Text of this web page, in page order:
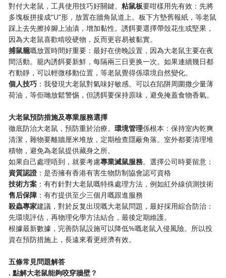
對付大老鼠，工具使用技巧好關鍵。​​粘鼠板​​要咁樣用先有效：先將
多塊板拼接成“U”形，放置在牆角鼠道上。板下方墊舊報紙，等老鼠
踩上去先擦掉腳上油漬，增加黏性。誘餌要選擇帶殼花生或堅果，
因為大老鼠喜歡啃咬硬物，反而更容易被黏實。
​捕鼠籠​​嘅放置時間好重要：最好在傍晚設置，因為大老鼠主要在夜
間活動。籠內誘餌要新鮮，每隔兩三日更换一次。如果連續幾日都
冇動靜，可以輕微移動位置，等老鼠覺得係環境自然變化。
​個人技巧​ ​：我發現大老鼠對氣味好敏感。可以在陷阱周圍撒少量薄
荷油，等佢哋放鬆警惕，但誘餌要保持原味，避免掩蓋食物香氣。
​大老鼠預防措施及專業服務選擇​
徹底防治大老鼠，預防重於治療。​​環境管理​​係根本：保持室內乾爽
清潔，雜物要離牆厘米堆放，定期檢查隱蔽角落。室外都要清理堆
積物，避免為老鼠提供藏身之所。
如果自己處理唔到，就要考慮​​專業滅鼠服務​​。選擇公司時要留意：
​資質認證​ ​：是否擁有香港有害生物防制協會認可資格
​技術方案​ ​：有冇針對大老鼠嘅特殊處理方法，例如紅外線偵測技術
​售后保障​ ​：有冇提供至少三個月嘅跟進服務
​殺蟲專家​​建議，對於反复出現嘅大老鼠問題，最好採用綜合防治：
先環境評估，再物理化學方法結合，最後定期維護。
根據最新數據，完善防鼠設施可以降低%嘅老鼠入侵風險。所以投
資在預防措施上，長遠來看更經濟有效。
​五條常見問題解答​
​. 點解大老鼠能夠咬穿牆壁？​